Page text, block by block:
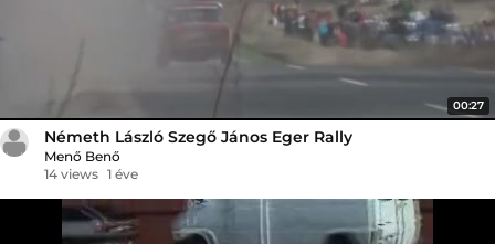
00:27
Németh László Szegő János Eger Rally
Menő Benő
14 views 1 éve